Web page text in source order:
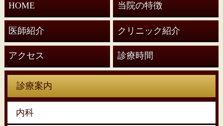
HOME 当院の特徴
医師紹介 クリニック紹介
アクセス 診療時間
診療案内
内科